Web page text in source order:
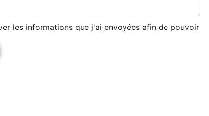
les informations que j'ai envoyées afin de pouvoir